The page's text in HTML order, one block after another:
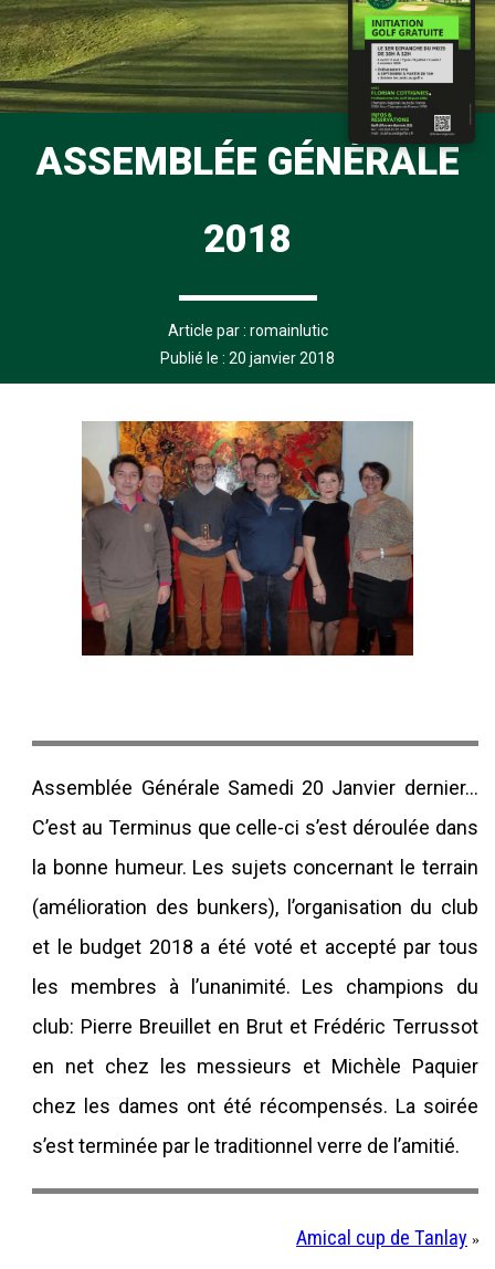
ASSEMBLÉE GÉNÉRALE
2018
Article par : romainlutic
Publié le : 20 janvier 2018
Assemblée Générale Samedi 20 Janvier dernier…
C’est au Terminus que celle-ci s’est déroulée dans
la bonne humeur. Les sujets concernant le terrain
(amélioration des bunkers), l’organisation du club
et le budget 2018 a été voté et accepté par tous
les membres à l’unanimité. Les champions du
club: Pierre Breuillet en Brut et Frédéric Terrussot
en net chez les messieurs et Michèle Paquier
chez les dames ont été récompensés. La soirée
s’est terminée par le traditionnel verre de l’amitié.
Amical cup de Tanlay »